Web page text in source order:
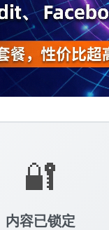
🔐
内容已锁定